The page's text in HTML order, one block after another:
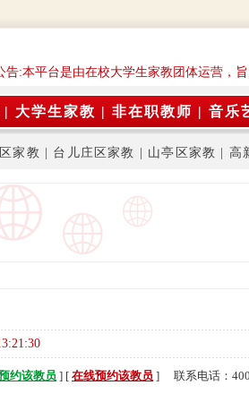
告:本平台是由在校大学生家教团体运营，
| 大学生家教 | 非在职教师 | 音乐
家教 台儿庄区家教 山亭区家教 高
约该教员 ] [ 在线预约该教员 ] 联系电话：